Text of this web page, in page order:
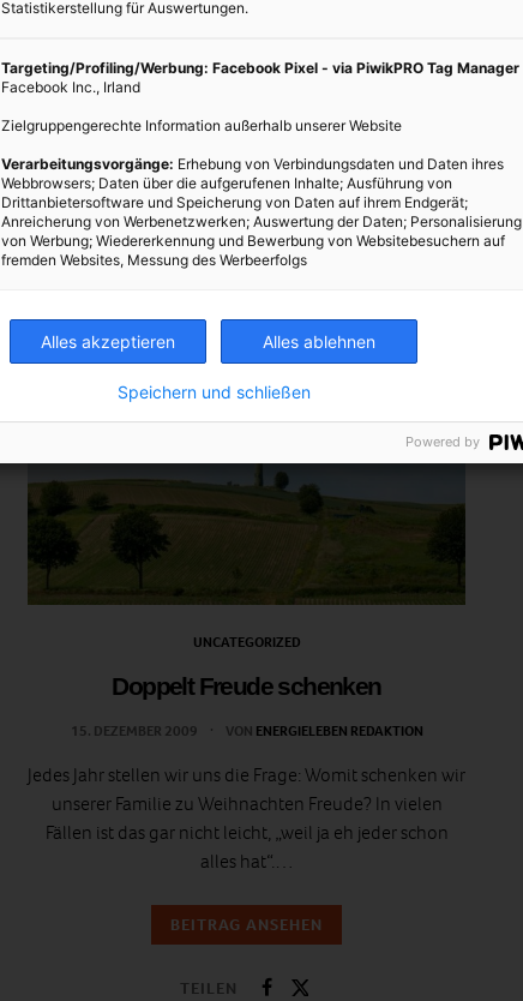
UNCATEGORIZED
Doppelt Freude schenken
15. DEZEMBER 2009 VON ENERGIELEBEN REDAKTION
Jedes Jahr stellen wir uns die Frage: Womit schenken wir
unserer Familie zu Weihnachten Freude? In vielen
Fällen ist das gar nicht leicht, „weil ja eh jeder schon
alles hat“.…
BEITRAG ANSEHEN
TEILEN
Statistikerstellung für Auswertungen.
Targeting/Profiling/Werbung: Facebook Pixel - via PiwikPRO Tag Manager
Facebook Inc., Irland
Zielgruppengerechte Information außerhalb unserer Website
Verarbeitungsvorgänge: Erhebung von Verbindungsdaten und Daten ihres
Webbrowsers; Daten über die aufgerufenen Inhalte; Ausführung von
Drittanbietersoftware und Speicherung von Daten auf ihrem Endgerät;
Anreicherung von Werbenetzwerken; Auswertung der Daten; Personalisierung
von Werbung; Wiedererkennung und Bewerbung von Websitebesuchern auf
fremden Websites, Messung des Werbeerfolgs
Alles akzeptieren Alles ablehnen
Speichern und schließen
Powered by